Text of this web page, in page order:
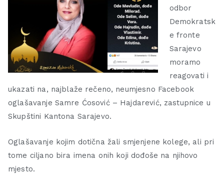
odbor
Demokratsk
e fronte
Sarajevo
moramo
reagovati i
ukazati na, najblaže rečeno, neumjesno Facebook
oglašavanje Samre Ćosović – Hajdarević, zastupnice u
Skupštini Kantona Sarajevo.
Oglašavanje kojim dotična žali smjenjene kolege, ali pri
tome ciljano bira imena onih koji dođoše na njihovo
mjesto.